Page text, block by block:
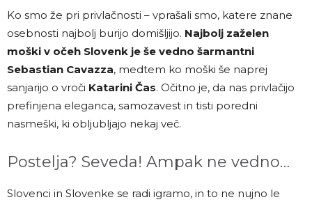
Ko smo že pri privlačnosti – vprašali smo, katere znane
osebnosti najbolj burijo domišljijo. Najbolj zaželen
moški v očeh Slovenk je še vedno šarmantni
Sebastian Cavazza, medtem ko moški še naprej
sanjarijo o vroči Katarini Čas. Očitno je, da nas privlačijo
prefinjena eleganca, samozavest in tisti poredni
nasmeški, ki obljubljajo nekaj več.
Postelja? Seveda! Ampak ne vedno…
Slovenci in Slovenke se radi igramo, in to ne nujno le